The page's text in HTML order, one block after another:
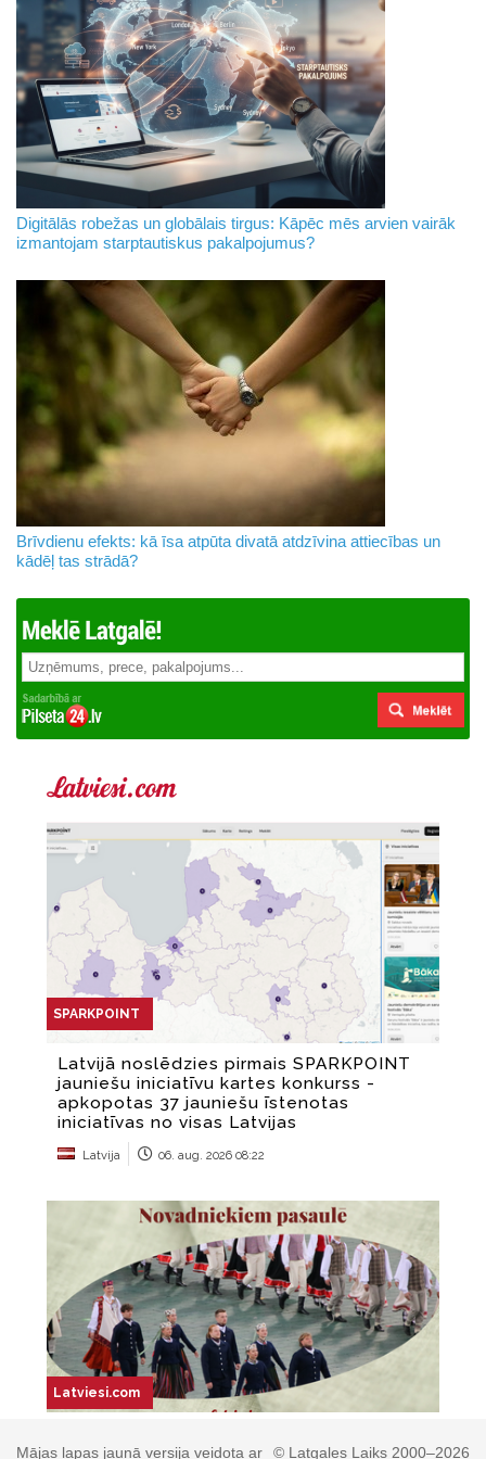
Digitālās robežas un globālais tirgus: Kāpēc mēs arvien vairāk
izmantojam starptautiskus pakalpojumus?
Brīvdienu efekts: kā īsa atpūta divatā atdzīvina attiecības un
kādēļ tas strādā?
© Latgales Laiks 2000–2026
Mājas lapas jaunā versija veidota ar